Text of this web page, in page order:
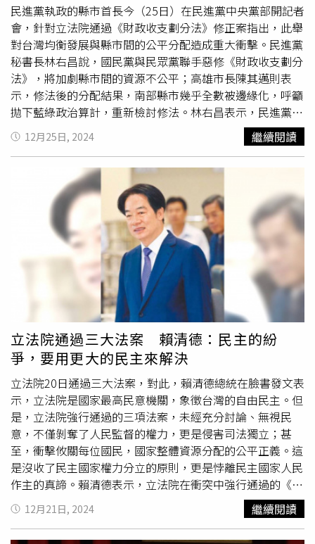
對，直言根本是養肥「私校禿鷹」。（圖／報系資料照）林
柏儀呼籲，在政府捐贈比例已逐年攀升的今天，教育部不能
再鴕鳥心態，放任私校胡搞，必須具體要求私校每季在公開
資訊網公布會計師簽認的財報細節，並比照上市櫃公司，董
事會要有一定外部人士擔任，並定期改選，也必須限制連選
連任次數，避免「萬年董事」問題，而教職員也該有「教師
董事」替同仁發聲，否則將導致「學還沒興，先肥禿鷹」。
教育部則對此回應，《私校法》第62條修正草案能落實公私
立學校抵稅額衡平，進而提高個人或營利事業大額捐款意
願，引進民間力量共同興學，2024年5月行政院也已決議通
過並函送立法院審議，教育部將持續與立法院溝通並爭取修
法支持。
注較多者有證交稅，日均成交量都有4000億元以上，使全
年證交稅收約2881億元，年增幅度46％，超徵金額794億
元，再來是綜所稅收8291億元，年增率9.8％，超徵金額
1696億元，達成率125.7％。營業稅6237億元，年增9％，
超徵金額約616億元。營所稅收約1兆1220億元，年增率
3.9％，超徵1505億元。
民進黨執政的縣市首長今（25日）在民進黨中央黨部開記者
會，針對立法院通過《財政收支劃分法》修正案指出，此舉
對台灣均衡發展與縣市間的公平分配造成重大衝擊。民進黨
秘書長林右昌說，國民黨與民眾黨聯手惡修《財政收支劃分
法》，將加劇縣市間的資源不公平；高雄市長陳其邁則表
示，修法後的分配結果，南部縣市幾乎全數被邊緣化，呼籲
拋下藍綠政治算計，重新檢討修法。林右昌表示，民進黨執
政期間，始終致力於促進中央與地方的均衡發展，並未出現
「富中央、窮地方」的現象。然而，上週國民黨與民眾黨聯
手惡修《財政收支劃分法》，修法過程中既缺乏討論，也未
讓行政院充分表達意見。此結果不僅進一步加劇縣市間的資
源不公平，更對民進黨過去數年推動均衡台灣發展的努力造
成嚴重打擊，未來將面臨極大的挑戰。 林右昌憂心表示，
這次修法直接衝擊民眾當前享有的多項重要福利措施，包括
通勤族的TPASS月票、0-2歲托嬰補助、2-6歲托育補助、高
中及私立大學 學費補助 ，以及租屋族的租金補貼等。國、眾
兩黨的惡修法行為，將對這些深受民眾依賴的福利政策帶來
重大的負面影響，進一步侵害每位國人的權益。陳其邁說，
高度遺憾立法院以蠻橫方式通過《財政收支劃分法》修法，
過程中未徵詢地方政府意見。修法後的3700億元財政預
算，未明確規劃事權與財權分配，導致未來中央與地方在財
政分權上的潛在衝突。原本應由國稅滿足各地基本公共服務
需求的制度，如今卻被納入地方稅等權重，反而使財政良好
地區獲得更多資源，這極度不公平，完全背離修法初衷。陳
其邁指出，高雄市老年人口較台中多七萬人，較桃園多十七
萬人，龐大的醫療與社福需求未被考量進統籌分配公式，對
地方財政造成巨大壓力。修法後的分配結果，高雄減少
17%，台南減少16%，南部縣市幾乎全數被邊緣化，尤其是
人口老化嚴重的地區，嚴重擴大南北差距與城鄉不均。陳其
邁強調，國民黨修法結果充滿藍綠差別，六都中台南、高雄
分配最少，非六都中如澎湖、嘉義、屏東等民進黨執政縣市
同樣處於末段班。陳其邁呼籲，拋下藍綠政治算計，以人民
12月25日, 2024 繼續閱讀
立法院通過三大法案 賴清德：民主的紛
爭，要用更大的民主來解決
立法院20日通過三大法案，對此，賴清德總統在臉書發文表
示，立法院是國家最高民意機關，象徵台灣的自由民主。但
是，立法院強行通過的三項法案，未經充分討論、無視民
意，不僅剝奪了人民監督的權力，更是侵害司法獨立；甚
至，衝擊攸關每位國民，國家整體資源分配的公平正義。這
是沒收了民主國家權力分立的原則，更是悖離民主國家人民
作主的真諦。賴清德表示，立法院在衝突中強行通過的《選
罷法》，剝奪人民監督國會的權利，而《憲訴法》和《財劃
法》這兩項法案，是與我們每一個人都息息相關；但都未經
過實質朝野協商的正當程序，就強行闖關。賴清德說，世界
12月21日, 2024 繼續閱讀